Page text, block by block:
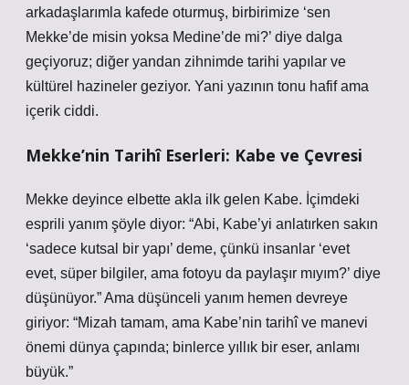
arkadaşlarımla kafede oturmuş, birbirimize ‘sen
Mekke’de misin yoksa Medine’de mi?’ diye dalga
geçiyoruz; diğer yandan zihnimde tarihi yapılar ve
kültürel hazineler geziyor. Yani yazının tonu hafif ama
içerik ciddi.
Mekke’nin Tarihî Eserleri: Kabe ve Çevresi
Mekke deyince elbette akla ilk gelen Kabe. İçimdeki
esprili yanım şöyle diyor: “Abi, Kabe’yi anlatırken sakın
‘sadece kutsal bir yapı’ deme, çünkü insanlar ‘evet
evet, süper bilgiler, ama fotoyu da paylaşır mıyım?’ diye
düşünüyor.” Ama düşünceli yanım hemen devreye
giriyor: “Mizah tamam, ama Kabe’nin tarihî ve manevi
önemi dünya çapında; binlerce yıllık bir eser, anlamı
büyük.”